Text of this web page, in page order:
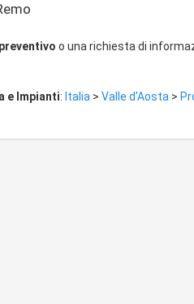
o una richiesta di
e Impianti: Italia > Valle d'Aosta >